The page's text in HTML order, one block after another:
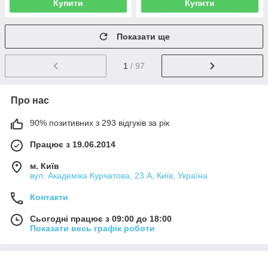
Купити Купити
Показати ще
1 / 97
Про нас
90% позитивних з 293 відгуків за рік
Працює з 19.06.2014
м. Київ
вул. Академіка Курчатова, 23 А, Київ, Україна
Контакти
Сьогодні працює з 09:00 до 18:00
Показати весь графік роботи